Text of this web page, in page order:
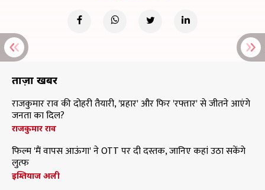
ताज़ा खबरें
राजकुमार राव की दोहरी तैयारी, 'प्रहार' और फिर 'रफ्तार' से जीतने आएंगे
जनता का दिल?
राजकुमार राव
फिल्म 'मैं वापस आऊंगा' ने OTT पर दी दस्तक, जानिए कहां उठा सकेंगे
लुत्फ
इम्तियाज अली